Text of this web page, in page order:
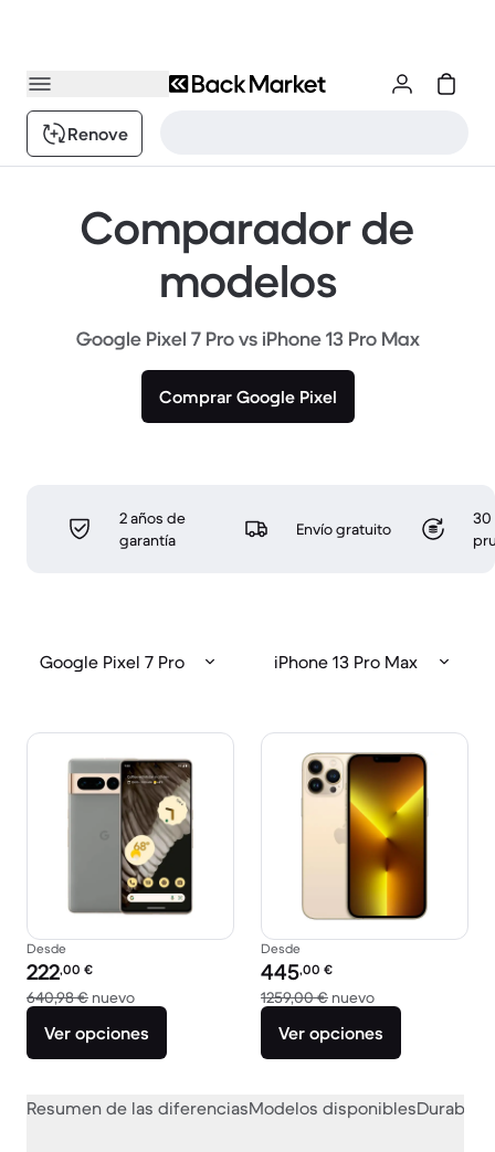
Renove
Comparador de
modelos
Google Pixel 7 Pro vs iPhone 13 Pro Max
Comprar Google Pixel
2 años de
garantía
Envío gratuito
30
Google Pixel 7 Pro iPhone 13 Pro Max
Desde
Precio reacondicionado:
222,00 €
640,98 € nuevoEl dispositivo nuevo vale 640,98 €
Ver opciones
Desde
Precio reacondicionado:
445,00 €
1259,00 € nuevoEl dispositivo
Ver opciones
Resumen de las diferenciasModelos disponibles